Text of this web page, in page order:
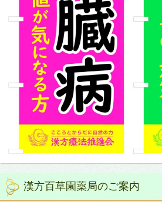
漢方百草園薬局のご案内